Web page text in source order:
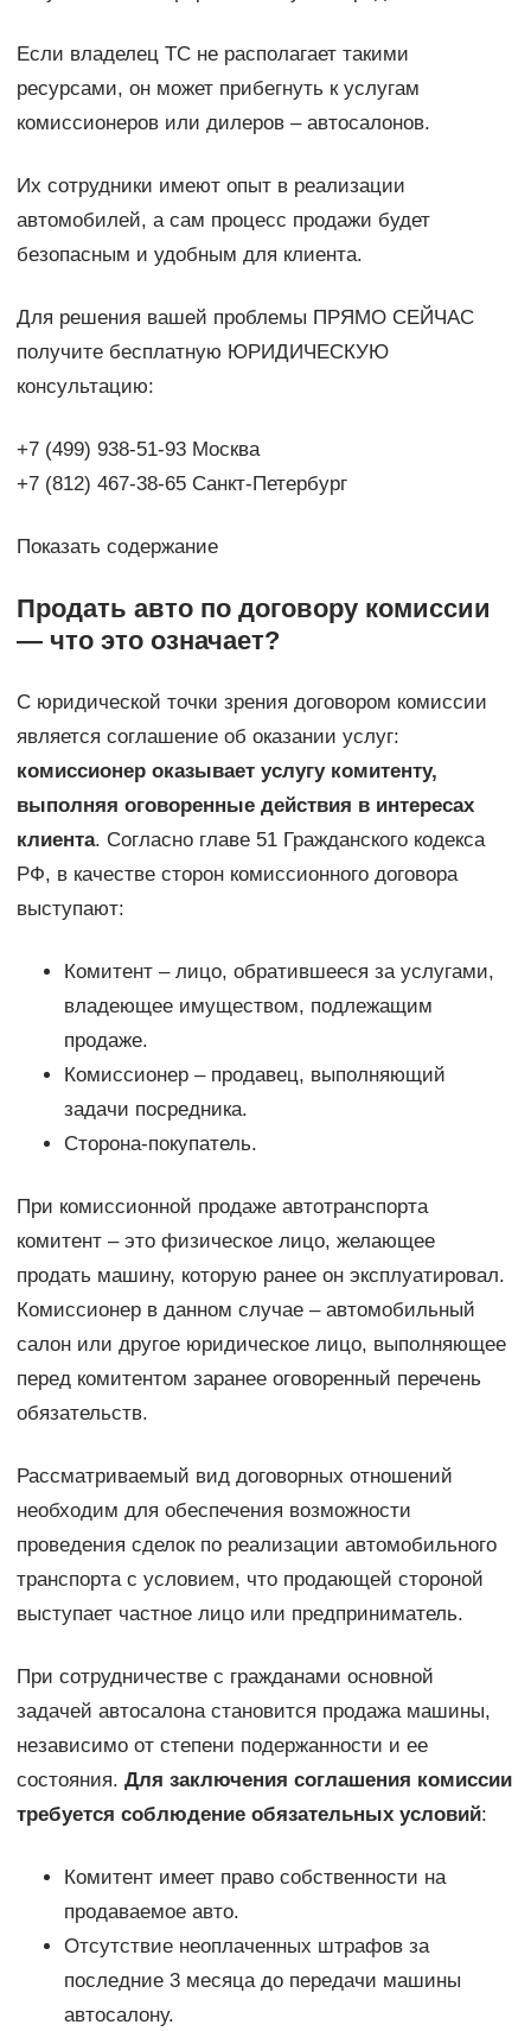
Если владелец ТС не располагает такими
ресурсами, он может прибегнуть к услугам
комиссионеров или дилеров – автосалонов.
Их сотрудники имеют опыт в реализации
автомобилей, а сам процесс продажи будет
безопасным и удобным для клиента.
Для решения вашей проблемы ПРЯМО СЕЙЧАС
получите бесплатную ЮРИДИЧЕСКУЮ
консультацию:
+7 (499) 938-51-93 Москва
+7 (812) 467-38-65 Санкт-Петербург
Показать содержание
Продать авто по договору комиссии
— что это означает?
С юридической точки зрения договором комиссии
является соглашение об оказании услуг:
комиссионер оказывает услугу комитенту,
выполняя оговоренные действия в интересах
клиента. Согласно главе 51 Гражданского кодекса
РФ, в качестве сторон комиссионного договора
выступают:
Комитент – лицо, обратившееся за услугами,
владеющее имуществом, подлежащим
продаже.
Комиссионер – продавец, выполняющий
задачи посредника.
Сторона-покупатель.
При комиссионной продаже автотранспорта
комитент – это физическое лицо, желающее
продать машину, которую ранее он эксплуатировал.
Комиссионер в данном случае – автомобильный
салон или другое юридическое лицо, выполняющее
перед комитентом заранее оговоренный перечень
обязательств.
Рассматриваемый вид договорных отношений
необходим для обеспечения возможности
проведения сделок по реализации автомобильного
транспорта с условием, что продающей стороной
выступает частное лицо или предприниматель.
При сотрудничестве с гражданами основной
задачей автосалона становится продажа машины,
независимо от степени подержанности и ее
состояния. Для заключения соглашения комиссии
требуется соблюдение обязательных условий:
Комитент имеет право собственности на
продаваемое авто.
Отсутствие неоплаченных штрафов за
последние 3 месяца до передачи машины
автосалону.